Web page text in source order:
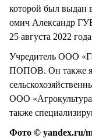
которой был выдан
омич Александр
25 августа 2022
Учредитель ООО
ПОПОВ. Он также
ООО
также
Фото © yandex.ru/